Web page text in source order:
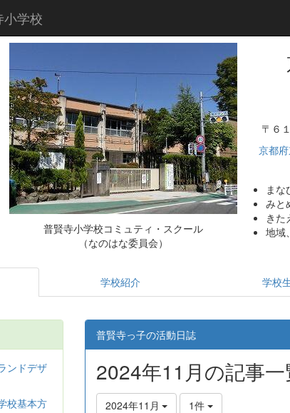
小学校
普賢寺小学校コミュティ・スクール
（なのはな委員会）
〒６
京都
まな
みと
きた
地域
学校紹介 学校
普賢寺っ子の活動日誌
2024年11月の記事一
2024年11月 1件
ンドデザ
校基本方